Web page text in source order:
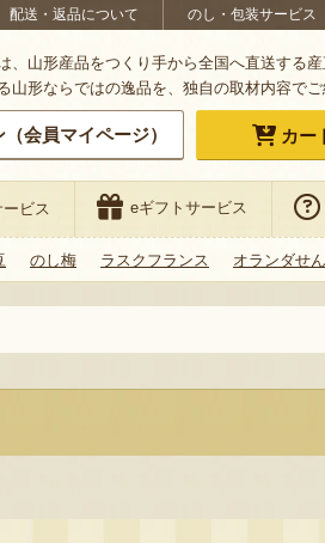
配送・返品について のし・包装サービス
、山形産品をつくり手から全国へ直送する産
山形ならではの逸品を、独自の取材内容でご
会員マイページ） カー
ビス eギフトサービス
のし梅 ラスクフランス オランダせ